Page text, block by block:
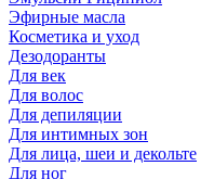
Эфирные масла
Косметика и уход
Дезодоранты
Для век
Для волос
Для депиляции
Для интимных зон
Для лица, шеи и декольте
Для ног